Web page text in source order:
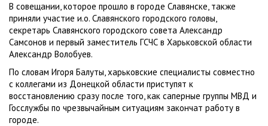
В совещании, которое прошло в городе Славянске, также
приняли участие и.о. Славянского городского головы,
секретарь Славянского городского совета Александр
Самсонов и первый заместитель ГСЧС в Харьковской области
Александр Волобуев.
По словам Игоря Балуты, харьковские специалисты совместно
с коллегами из Донецкой области приступят к
восстановлению сразу после того, как саперные группы МВД и
Госслужбы по чрезвычайным ситуациям закончат работу в
городе.